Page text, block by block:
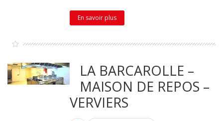
En savoir plus
LA BARCAROLLE –
MAISON DE REPOS –
VERVIERS